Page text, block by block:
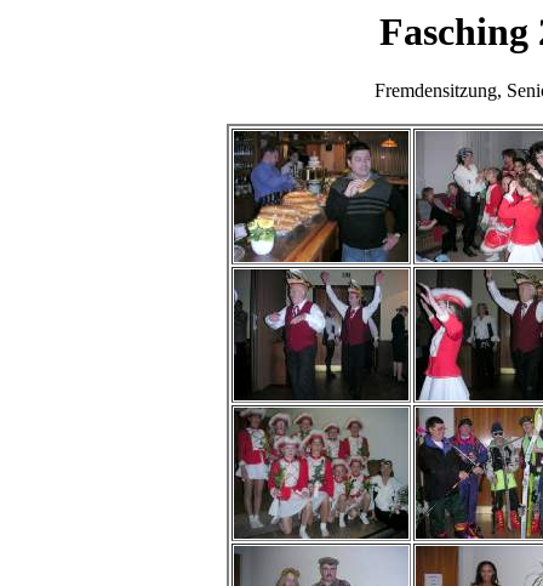
Fasching
Fremdensitzung,